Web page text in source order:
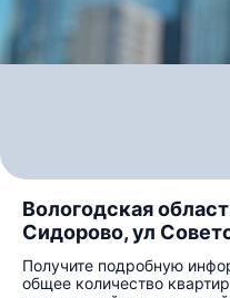
Вологодская
Сидорово, ул
Получите подробную
общее количество